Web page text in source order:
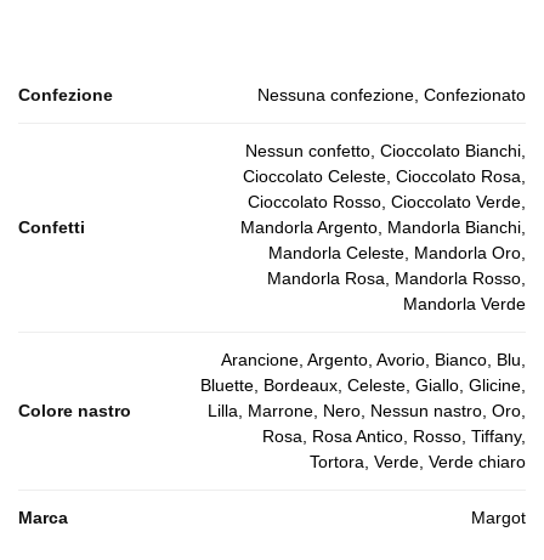
Confezione Nessuna confezione, Confezionato
Confetti
Nessun confetto, Cioccolato Bianchi,
Cioccolato Celeste, Cioccolato Rosa,
Cioccolato Rosso, Cioccolato Verde,
Mandorla Argento, Mandorla Bianchi,
Mandorla Celeste, Mandorla Oro,
Mandorla Rosa, Mandorla Rosso,
Mandorla Verde
Colore nastro
Arancione, Argento, Avorio, Bianco, Blu,
Bluette, Bordeaux, Celeste, Giallo, Glicine,
Lilla, Marrone, Nero, Nessun nastro, Oro,
Rosa, Rosa Antico, Rosso, Tiffany,
Tortora, Verde, Verde chiaro
Marca Margot